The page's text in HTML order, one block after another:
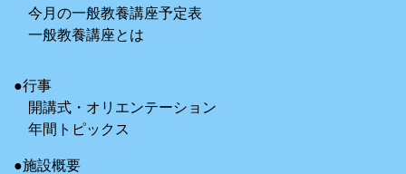
今月の一般教養講座予定表
一般教養講座とは
●行事
開講式・オリエンテーション
年間トピックス
●施設概要